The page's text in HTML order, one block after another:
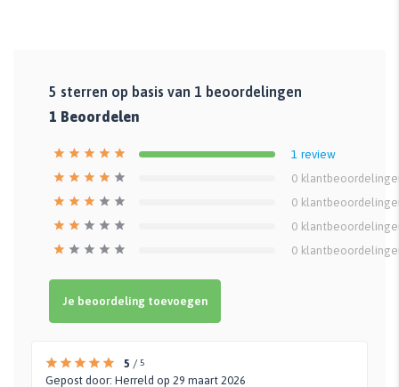
5 sterren op basis van 1 beoordelingen
1 Beoordelen
1 review
0
0
0
0
Je beoordeling toevoegen
5 / 5
Gepost door: Herreld op 29 maart 2026